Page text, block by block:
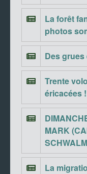
La forêt
photos
Des
Trente
éricacées !
MARK
SCHWALM
La